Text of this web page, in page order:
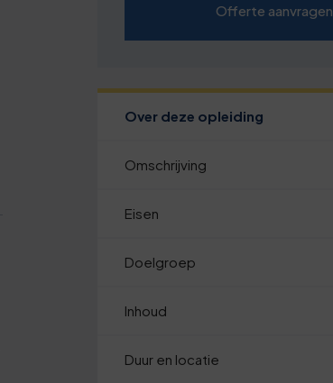
Offerte aanvragen
Over deze opleiding
Omschrijving
Eisen
Doelgroep
Inhoud
Duur en locatie